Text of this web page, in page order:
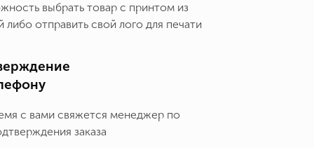
выбрать товар с принтом из
либо отправить свой лого для печати
с вами свяжется менеджер по
заказа